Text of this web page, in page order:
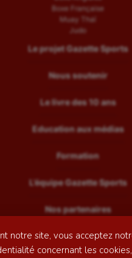
notre site, vous acceptez
concernant les
Boxe Française
Muay Thaï
Judo
Le projet Gazette Sports
Nous soutenir
Le livre des 10 ans
Education aux médias
Formation
L’équipe Gazette Sports
Nos partenaires
Recrutement